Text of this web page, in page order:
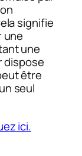
signifie
une
une
dispose
être
seul
ici.